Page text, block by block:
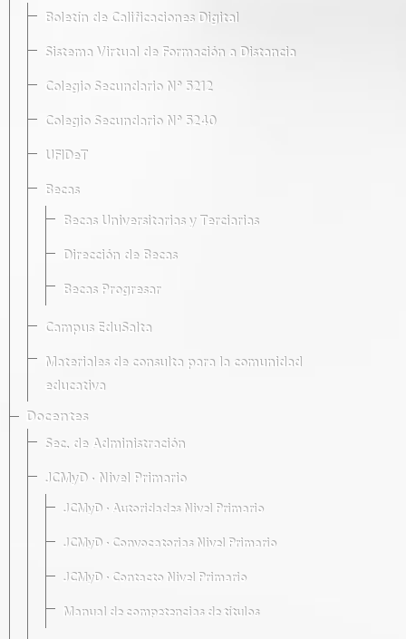
Boletín de Calificaciones Digital
Sistema Virtual de Formación a Distancia
Colegio Secundario Nº 5212
Colegio Secundario Nº 5240
UFIDeT
Becas
Becas Universitarias y Terciarias
Dirección de Becas
Becas Progresar
Campus EduSalta
Materiales de consulta para la comunidad
educativa
Docentes
Sec. de Administración
JCMyD · Nivel Primario
JCMyD · Autoridades Nivel Primario
JCMyD · Convocatorias Nivel Primario
JCMyD · Contacto Nivel Primario
Manual de competencias de títulos